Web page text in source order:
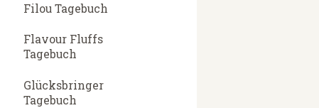
Filou Tagebuch
Flavour Fluffs
Tagebuch
Glücksbringer
Tagebuch